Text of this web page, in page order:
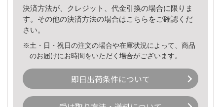
決済方法が、クレジット、代金引換の場合に限りま
す。その他の決済方法の場合はこちら をご確認くだ
さい。
※土・日・祝日の注文の場合や在庫状況によって、商品
のお届けにお時間をいただく場合がございます。
即日出荷条件について